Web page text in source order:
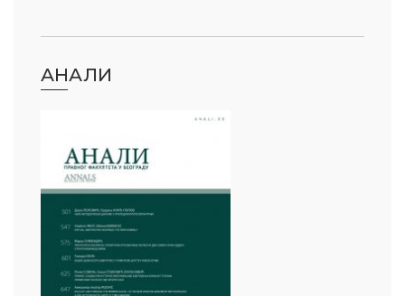
АНАЛИ